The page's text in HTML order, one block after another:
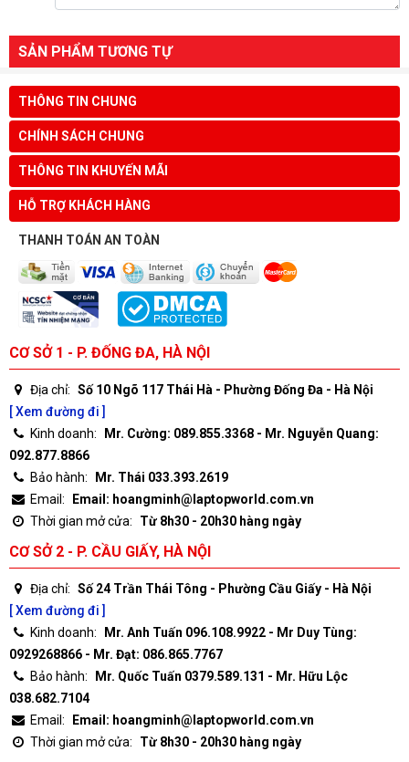
SẢN PHẨM TƯƠNG TỰ
THÔNG TIN CHUNG
CHÍNH SÁCH CHUNG
THÔNG TIN KHUYẾN MÃI
HỖ TRỢ KHÁCH HÀNG
THANH TOÁN AN TOÀN
CƠ SỞ 1 - P. ĐỐNG ĐA, HÀ NỘI
Địa chỉ: Số 10 Ngõ 117 Thái Hà - Phường Đống Đa - Hà Nội
[ Xem đường đi ]
Kinh doanh:
Mr. Cường: 089.855.3368 - Mr. Nguyễn Quang:
092.877.8866
Bảo hành:
Mr. Thái 033.393.2619
Email:
Email: hoangminh@laptopworld.com.vn
Thời gian mở cửa:
Từ 8h30 - 20h30 hàng ngày
CƠ SỞ 2 - P. CẦU GIẤY, HÀ NỘI
Địa chỉ: Số 24 Trần Thái Tông - Phường Cầu Giấy - Hà Nội
[ Xem đường đi ]
Kinh doanh:
Mr. Anh Tuấn 096.108.9922 - Mr Duy Tùng:
0929268866 - Mr. Đạt: 086.865.7767
Bảo hành:
Mr. Quốc Tuấn 0379.589.131 - Mr. Hữu Lộc
038.682.7104
Email:
Email: hoangminh@laptopworld.com.vn
Thời gian mở cửa:
Từ 8h30 - 20h30 hàng ngày